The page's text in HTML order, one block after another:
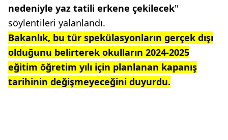
nedeniyle yaz tatili erkene çekilecek"
söylentileri yalanlandı.
Bakanlık, bu tür spekülasyonların gerçek dışı
olduğunu belirterek okulların 2024-2025
eğitim öğretim yılı için planlanan kapanış
tarihinin değişmeyeceğini duyurdu.